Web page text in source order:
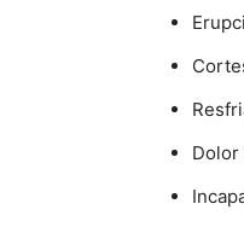
Dolor